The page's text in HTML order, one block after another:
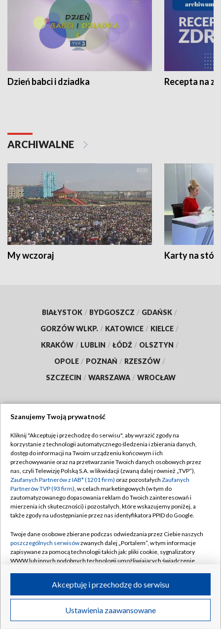
Dzień babci i dziadka Recepta na
ARCHIWALNE
My wczoraj Karty na
BIAŁYSTOK / BYDGOSZCZ / GDAŃSK /
GORZÓW WLKP. / KATOWICE / KIELCE /
KRAKÓW / LUBLIN / ŁÓDŹ / OLSZTYN /
OPOLE / POZNAŃ / RZESZÓW /
SZCZECIN / WARSZAWA / WROCŁAW
TVP
Abonament TVP
Emisja w TVP
Centrum informacji TVP
Naziemna Telewizja Cyfrowa
Rada Programowa
System NOS
Informacje o nadawcy
Program dla prasy
Ogłoszenie przetargowe
Regulamin TVP
Polityka prywatności
Moje zgody
Pomoc
Kontakt
Kanały
©2026 Telewizja Polska S.A. w likwidacji
Szanujemy Twoją prywatność
Kliknij "Akceptuję i przechodzę do serwisu", aby wyrazić zgody na
korzystanie z technologii automatycznego śledzenia i zbierania danych,
dostęp do informacji na Twoim urządzeniu końcowym i ich
przechowywanie oraz na przetwarzanie Twoich danych osobowych przez
nas, czyli Telewizję Polską S.A. w likwidacji (zwaną dalej również „TVP”),
Zaufanych Partnerów z IAB* (1201 firm) oraz pozostałych Zaufanych
Partnerów TVP (93 firm), w celach marketingowych (w tym do
zautomatyzowanego dopasowania reklam do Twoich zainteresowań i
mierzenia ich skuteczności) i pozostałych, które wskazujemy poniżej, a
także zgody na udostępnianie przez nas identyfikatora PPID do Google.
Twoje dane osobowe zbierane podczas odwiedzania przez Ciebie naszych
poszczególnych serwisówzwanych dalej „Portalem”, w tym informacje
zapisywane za pomocą technologii takich jak: pliki cookie, sygnalizatory
WWW lub innych podobnych technologii umożliwiających świadczenie
ruchu w Internecie.
Twoje dane osobowe zbierane podczas odwiedzania przez Ciebie
poszczególnych serwisówna Portalu, takie jak adresy IP, identyfikatory
Ustawienia zaawansowane
Akceptuję i przechodzę do serwisu